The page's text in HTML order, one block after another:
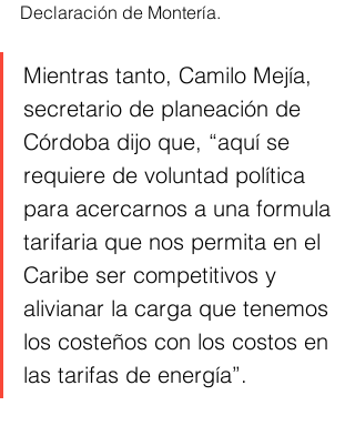
Declaración de Montería.
Mientras tanto, Camilo Mejía,
secretario de planeación de
Córdoba dijo que, “aquí se
requiere de voluntad política
para acercarnos a una formula
tarifaria que nos permita en el
Caribe ser competitivos y
alivianar la carga que tenemos
los costeños con los costos en
las tarifas de energía”.